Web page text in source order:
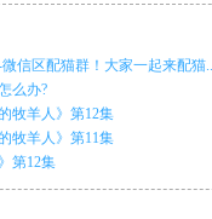
信区配猫群！大家一起来配猫
么办?
牧羊人》第12集
牧羊人》第11集
第12集